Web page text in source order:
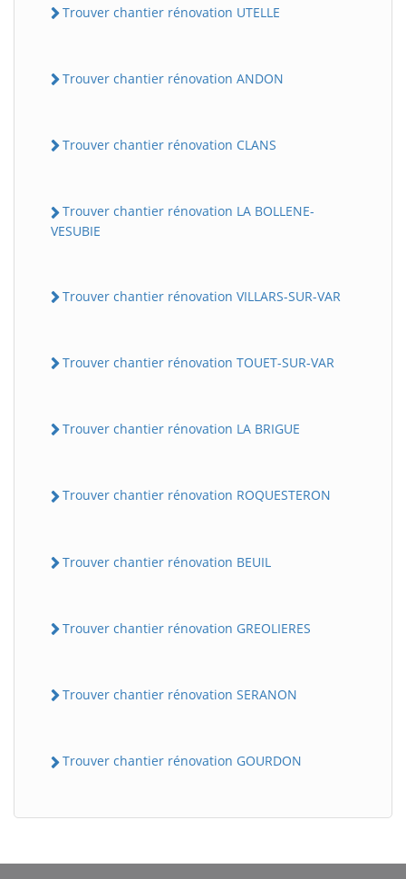
Trouver chantier rénovation UTELLE
Trouver chantier rénovation ANDON
Trouver chantier rénovation CLANS
Trouver chantier rénovation LA BOLLENE-
VESUBIE
Trouver chantier rénovation VILLARS-SUR-VAR
Trouver chantier rénovation TOUET-SUR-VAR
Trouver chantier rénovation LA BRIGUE
Trouver chantier rénovation ROQUESTERON
Trouver chantier rénovation BEUIL
Trouver chantier rénovation GREOLIERES
Trouver chantier rénovation SERANON
Trouver chantier rénovation GOURDON
BatiWebPro